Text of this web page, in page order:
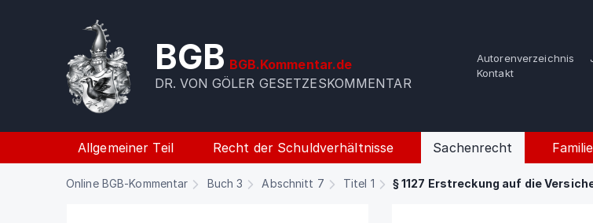
BGB BGB.Kommentar.de
DR. VON GÖLER GESETZESKOMMENTAR
Autorenverzeichnis
Kontakt
Allgemeiner Teil Recht der Schuldverhältnisse Sachenrecht
Online BGB-Kommentar Buch 3 Abschnitt 7 Titel 1 § 1127 Erstreckung auf die